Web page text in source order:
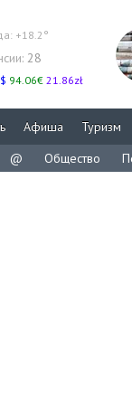
+18.2°
28
94.06€ 21.86zł
Афиша Туризм
@ Общество